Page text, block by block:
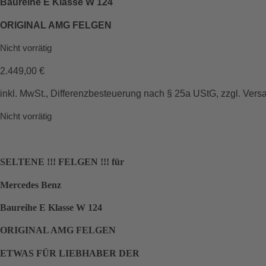
Baureihe E Klasse W 124
ORIGINAL AMG FELGEN
Nicht vorrätig
2.449,00 €
inkl. MwSt., Differenzbesteuerung nach § 25a UStG, zzgl.
Nicht vorrätig
SELTENE !!! FELGEN !!! für
Mercedes Benz
Baureihe E Klasse W 124
ORIGINAL AMG FELGEN
ETWAS FÜR LIEBHABER DER